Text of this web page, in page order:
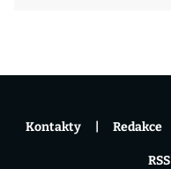
Kontakty Redakce
RSS